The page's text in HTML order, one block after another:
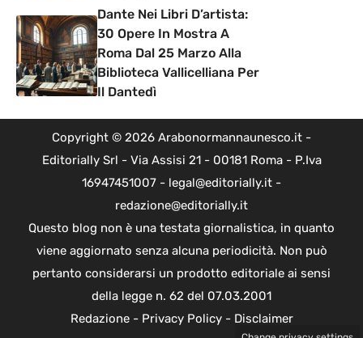
Dante Nei Libri D’artista:
30 Opere In Mostra A
Roma Dal 25 Marzo Alla
Biblioteca Vallicelliana Per
Il Dantedì
Copyright © 2026 Arabonormannaunesco.it -
Editorially Srl - Via Assisi 21 - 00181 Roma - P.Iva
16947451007 - legal@editorially.it -
redazione@editorially.it
Questo blog non è una testata giornalistica, in quanto
viene aggiornato senza alcuna periodicità. Non può
pertanto considerarsi un prodotto editoriale ai sensi
della legge n. 62 del 07.03.2001
Redazione- Privacy Policy- Disclaimer